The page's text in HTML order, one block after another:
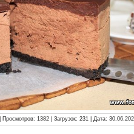
| Просмотров: 1382 | Загрузок: 231 | Дата: